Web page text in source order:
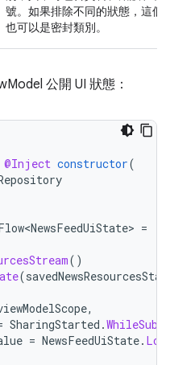
號。如果排除不同的狀態，這個
也可以是密封類別。
公開 UI 狀態：
@Inject constructor(
=
()
(
,
SharingStarted .
= NewsFeedUiState.